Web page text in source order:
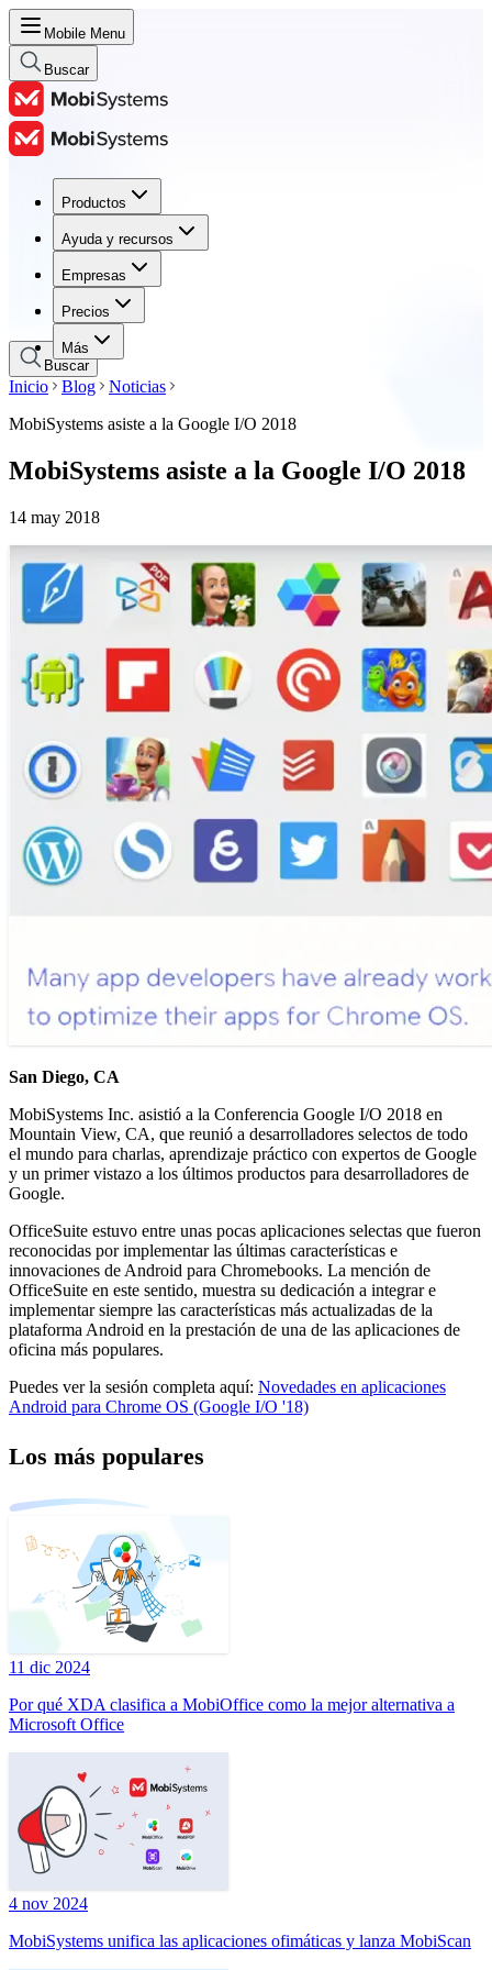
Mobile Menu
Buscar
Productos
Ayuda y recursos
Empresas
Precios
Más
Productos
Ayuda y recursos
Empresas
Precios
Buscar
Inicio Blog
Noticias
MobiSystems asiste a la Google I/O 2018
MobiSystems asiste a la Google I/O 2018
14 may 2018
San Diego, CA
MobiSystems Inc. asistió a la Conferencia Google I/O 2018 en
Mountain View, CA, que reunió a desarrolladores selectos de todo
el mundo para charlas, aprendizaje práctico con expertos de Google
y un primer vistazo a los últimos productos para desarrolladores de
Google.
OfficeSuite estuvo entre unas pocas aplicaciones selectas que fueron
reconocidas por implementar las últimas características e
innovaciones de Android para Chromebooks. La mención de
OfficeSuite en este sentido, muestra su dedicación a integrar e
implementar siempre las características más actualizadas de la
plataforma Android en la prestación de una de las aplicaciones de
oficina más populares.
Puedes ver la sesión completa aquí: Novedades en aplicaciones
Android para Chrome OS (Google I/O '18)
Los más populares
11 dic 2024
Por qué XDA clasifica a MobiOffice como la mejor alternativa a
Microsoft Office
4 nov 2024
MobiSystems unifica las aplicaciones ofimáticas y lanza MobiScan